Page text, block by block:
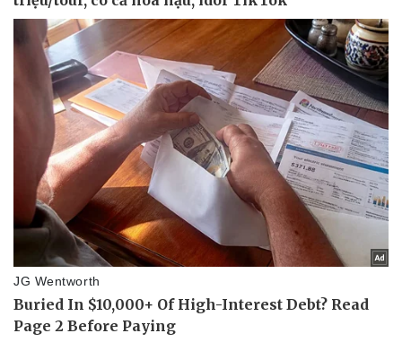
Doanh nghiệp
Thông tin doanh nghiệp
Doanh nghiệp 24h
Doanh nhân
Vì cộng đồng
Công nghệ
Sành điệu
Tin Công nghệ
Trải nghiệm
Chuyển đổi số